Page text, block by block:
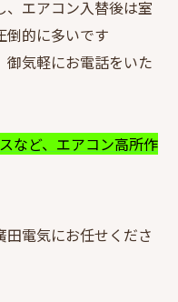
、エアコン入替後は室
倒的に多いです
御気軽にお電話をいた
など、エアコン高所作
電気にお任せくださ